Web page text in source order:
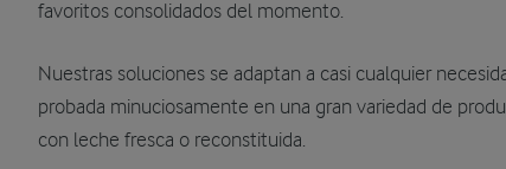
favoritos consolidados del momento.
Nuestras soluciones se adaptan a casi cualquier
probada minuciosamente en una gran variedad de
con leche fresca o reconstituida.